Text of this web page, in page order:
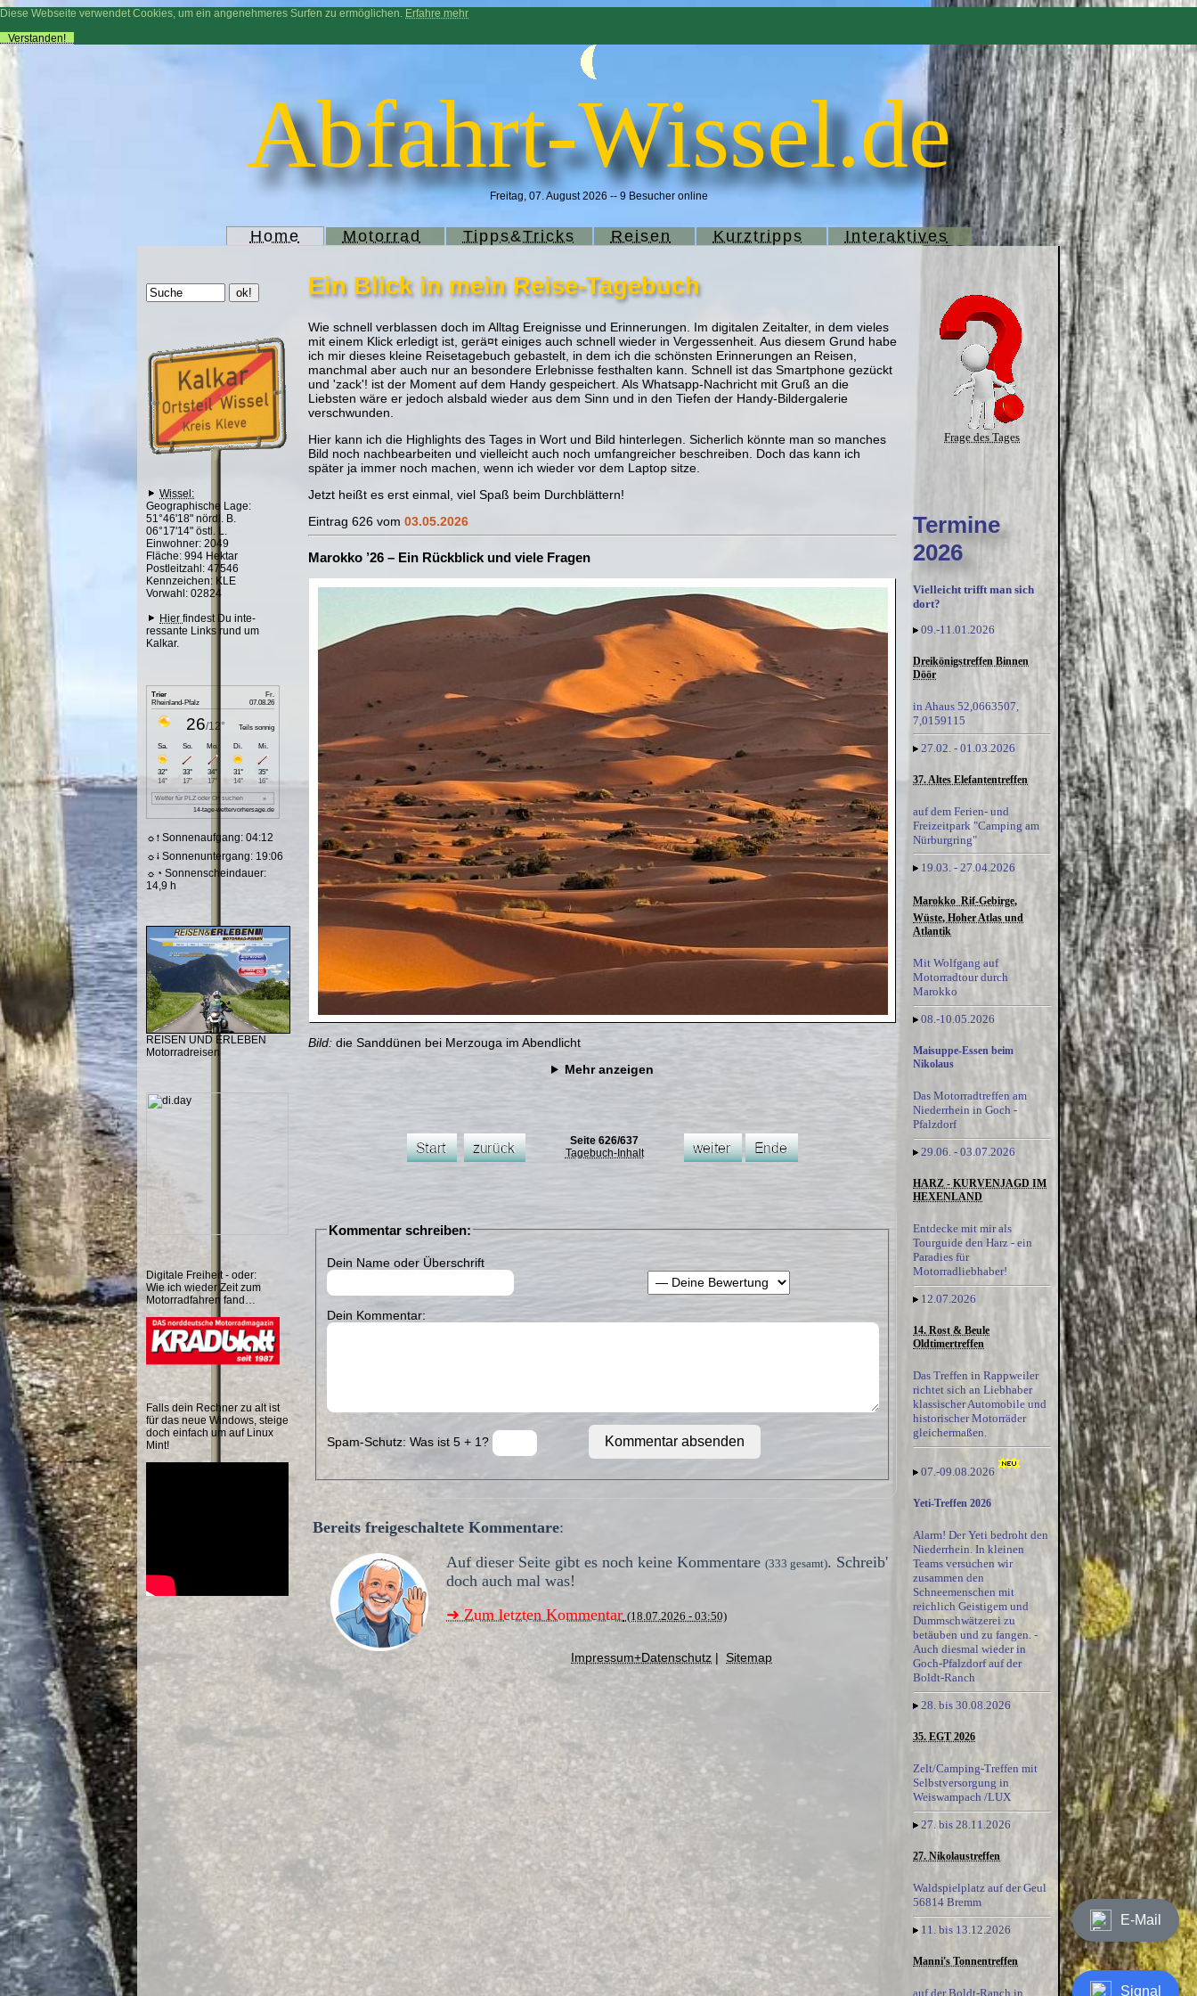
Diese Webseite verwendet Cookies, um ein angenehmeres Surfen zu ermöglichen. Erfahre mehr
Verstanden!
Abfahrt-Wissel.de
Freitag, 07. August 2026 -- 9 Besucher online
Home Motorrad Tipps&Tricks Reisen Kurztripps Interaktives
Wissel:
Geographische Lage:
51°46'18" nördl. B.
06°17'14" östl. L.
Einwohner: 2049
Fläche: 994 Hektar
Postleitzahl: 47546
Kennzeichen: KLE
Vorwahl: 02824
Hier findest Du inte-
ressante Links rund um
Kalkar.
☼⭫ Sonnenaufgang: 04:12
☼⭭ Sonnenuntergang: 19:06
☼◔ Sonnenscheindauer:
14,9 h
REISEN UND ERLEBEN
Motorradreisen
Digitale Freiheit - oder:
Wie ich wieder Zeit zum
Motorradfahren fand…
Falls dein Rechner zu alt ist
für das neue Windows, steige
doch einfach um auf Linux
Mint!
E-Mail
Signal
Ein Blick in mein Reise-Tagebuch
Wie schnell verblassen doch im Alltag Ereignisse und Erinnerungen. Im digitalen Zeitalter, in dem vieles
mit einem Klick erledigt ist, gerä¤t einiges auch schnell wieder in Vergessenheit. Aus diesem Grund habe
ich mir dieses kleine Reisetagebuch gebastelt, in dem ich die schönsten Erinnerungen an Reisen,
manchmal aber auch nur an besondere Erlebnisse festhalten kann. Schnell ist das Smartphone gezückt
und 'zack'! ist der Moment auf dem Handy gespeichert. Als Whatsapp-Nachricht mit Gruß an die
Liebsten wäre er jedoch alsbald wieder aus dem Sinn und in den Tiefen der Handy-Bildergalerie
verschwunden.
Hier kann ich die Highlights des Tages in Wort und Bild hinterlegen. Sicherlich könnte man so manches
Bild noch nachbearbeiten und vielleicht auch noch umfangreicher beschreiben. Doch das kann ich
später ja immer noch machen, wenn ich wieder vor dem Laptop sitze.
Jetzt heißt es erst einmal, viel Spaß beim Durchblättern!
Eintrag 626 vom 03.05.2026
Marokko ’26 – Ein Rückblick und viele Fragen
Bild: die Sanddünen bei Merzouga im Abendlicht
Mehr anzeigen
Seite 626/637
Tagebuch-Inhalt
Kommentar schreiben:
Dein Name oder Überschrift
Dein Kommentar:
Spam-Schutz: Was ist 5 + 1? Kommentar absenden
Bereits freigeschaltete Kommentare:
Auf dieser Seite gibt es noch keine Kommentare (333 gesamt). Schreib'
doch auch mal was!
➜ Zum letzten Kommentar (18.07.2026 - 03:50)
Impressum+Datenschutz | Sitemap
Frage des Tages
Termine
2026
Vielleicht trifft man sich
dort?
09.-11.01.2026
Dreikönigstreffen Binnen
Döör
in Ahaus 52,0663507,
7,0159115
27.02. - 01.03.2026
37. Altes Elefantentreffen
auf dem Ferien- und
Freizeitpark "Camping am
Nürburgring"
19.03. - 27.04.2026
Marokko  Rif-Gebirge,
Wüste, Hoher Atlas und
Atlantik
Mit Wolfgang auf
Motorradtour durch
Marokko
08.-10.05.2026
Maisuppe-Essen beim
Nikolaus
Das Motorradtreffen am
Niederrhein in Goch -
Pfalzdorf
29.06. - 03.07.2026
HARZ - KURVENJAGD IM
HEXENLAND
Entdecke mit mir als
Tourguide den Harz - ein
Paradies für
Motorradliebhaber!
12.07.2026
14. Rost & Beule
Oldtimertreffen
Das Treffen in Rappweiler
richtet sich an Liebhaber
klassischer Automobile und
historischer Motorräder
gleichermaßen.
07.-09.08.2026
Yeti-Treffen 2026
Alarm! Der Yeti bedroht den
Niederrhein. In kleinen
Teams versuchen wir
zusammen den
Schneemenschen mit
reichlich Geistigem und
Dummschwätzerei zu
betäuben und zu fangen. -
Auch diesmal wieder in
Goch-Pfalzdorf auf der
Boldt-Ranch
28. bis 30.08.2026
35. EGT 2026
Zelt/Camping-Treffen mit
Selbstversorgung in
Weiswampach /LUX
27. bis 28.11.2026
27. Nikolaustreffen
Waldspielplatz auf der Geul
56814 Bremm
11. bis 13.12.2026
Manni's Tonnentreffen
auf der Boldt-Ranch in